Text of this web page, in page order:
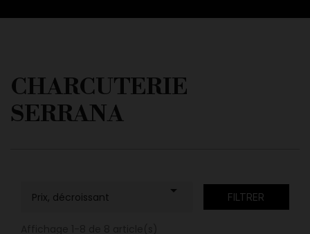
CHARCUTERIE
SERRANA
Prix, décroissant  FILTRER